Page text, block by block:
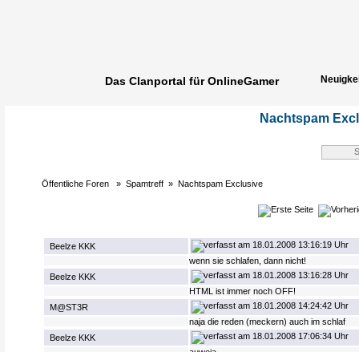
Das Clanportal für OnlineGamer
Nachtspam
Öffentliche Foren »Spamtreff »Nachtspam Exclusive
Beelze KKK
18.01.2008 13:16:19 Uhr
wenn sie schlafen, dann nicht!
Beelze KKK
18.01.2008 13:16:28 Uhr
HTML ist immer noch OFF!
M@ST3R
18.01.2008 14:24:42 Uhr
naja die reden (meckern) auch im schlaf
Beelze KKK
18.01.2008 17:06:34 Uhr